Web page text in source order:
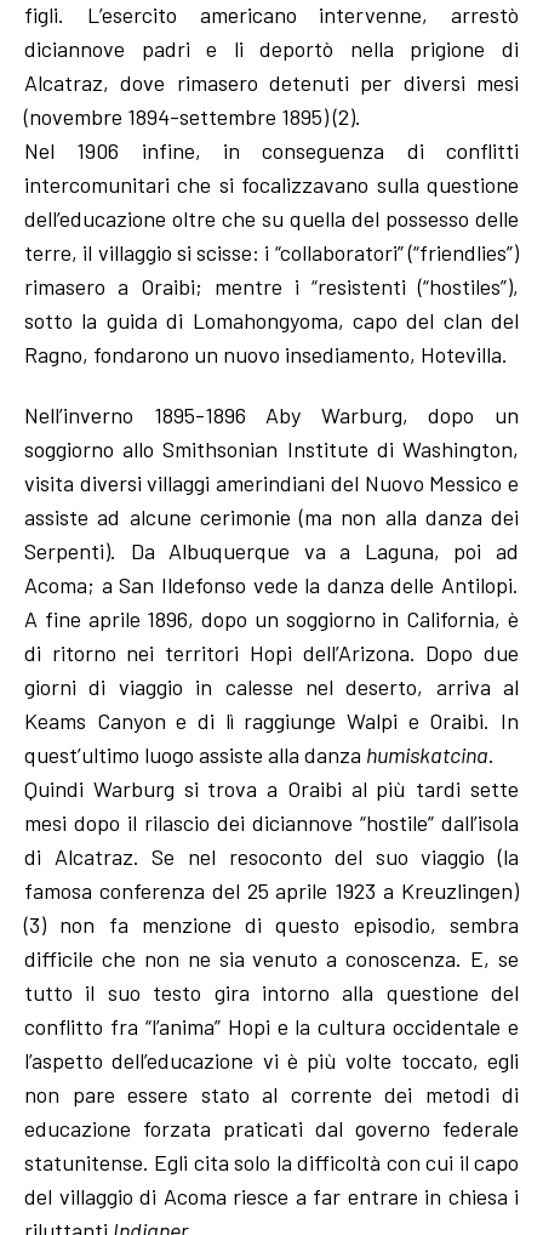
figli. L’esercito americano intervenne, arrestò
diciannove padri e li deportò nella prigione di
Alcatraz, dove rimasero detenuti per diversi mesi
(novembre 1894-settembre 1895) (2).
Nel 1906 infine, in conseguenza di conflitti
intercomunitari che si focalizzavano sulla questione
dell’educazione oltre che su quella del possesso delle
terre, il villaggio si scisse: i “collaboratori” (“friendlies”)
rimasero a Oraibi; mentre i “resistenti (“hostiles”),
sotto la guida di Lomahongyoma, capo del clan del
Ragno, fondarono un nuovo insediamento, Hotevilla.
Nell’inverno 1895-1896 Aby Warburg, dopo un
soggiorno allo Smithsonian Institute di Washington,
visita diversi villaggi amerindiani del Nuovo Messico e
assiste ad alcune cerimonie (ma non alla danza dei
Serpenti). Da Albuquerque va a Laguna, poi ad
Acoma; a San Ildefonso vede la danza delle Antilopi.
A fine aprile 1896, dopo un soggiorno in California, è
di ritorno nei territori Hopi dell’Arizona. Dopo due
giorni di viaggio in calesse nel deserto, arriva al
Keams Canyon e di lì raggiunge Walpi e Oraibi. In
quest’ultimo luogo assiste alla danza humiskatcina.
Quindi Warburg si trova a Oraibi al più tardi sette
mesi dopo il rilascio dei diciannove “hostile” dall’isola
di Alcatraz. Se nel resoconto del suo viaggio (la
famosa conferenza del 25 aprile 1923 a Kreuzlingen)
(3) non fa menzione di questo episodio, sembra
difficile che non ne sia venuto a conoscenza. E, se
tutto il suo testo gira intorno alla questione del
conflitto fra “l’anima” Hopi e la cultura occidentale e
l’aspetto dell’educazione vi è più volte toccato, egli
non pare essere stato al corrente dei metodi di
educazione forzata praticati dal governo federale
statunitense. Egli cita solo la difficoltà con cui il capo
del villaggio di Acoma riesce a far entrare in chiesa i